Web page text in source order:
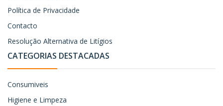
Política de Privacidade
Contacto
Resolução Alternativa de Litígios
CATEGORIAS DESTACADAS
Consumiveis
Higiene e Limpeza